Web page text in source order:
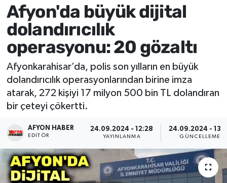
Afyon'da büyük dijital
dolandırıcılık
operasyonu: 20 gözaltı
Afyonkarahisar’da, polis son yılların en büyük
dolandırıcılık operasyonlarından birine imza
atarak, 272 kişiyi 17 milyon 500 bin TL dolandıran
bir çeteyi çökertti.
AFYON HABER
EDITÖR
24.09.2024 - 12:28
YAYINLANMA
24.09.2024 -
GÜNCELLEME
Sağlık
Eğitim
Ekonomi
Magazin
Etkinlikler